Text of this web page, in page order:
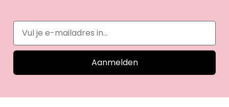
Aanmelden